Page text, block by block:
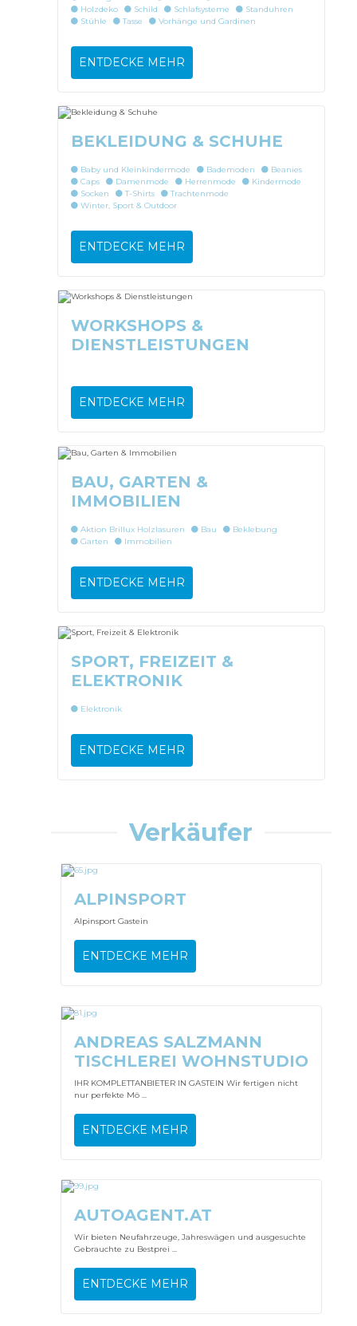
Holzdeko
Schild Schlafsysteme
Standuhren
Stühle
Tasse Vorhänge und Gardinen
ENTDECKE MEHR
BEKLEIDUNG & SCHUHE
Baby und Kleinkindermode Bademoden
Beanies
Caps
Damenmode Herrenmode
Kindermode
Socken
T-Shirts
Trachtenmode
Winter, Sport & Outdoor
ENTDECKE MEHR
WORKSHOPS &
DIENSTLEISTUNGEN
ENTDECKE MEHR
BAU, GARTEN &
IMMOBILIEN
Aktion Brillux Holzlasuren Bau
Beklebung
Garten
Immobilien
ENTDECKE MEHR
SPORT, FREIZEIT &
ELEKTRONIK
Elektronik
ENTDECKE MEHR
Verkäufer
ALPINSPORT
Alpinsport Gastein
ENTDECKE MEHR
ANDREAS SALZMANN
TISCHLEREI WOHNSTUDIO
IHR KOMPLETTANBIETER IN GASTEIN Wir fertigen nicht
nur perfekte Mö ...
ENTDECKE MEHR
AUTOAGENT.AT
Wir bieten Neufahrzeuge, Jahreswägen und ausgesuchte
Gebrauchte zu Bestprei ...
ENTDECKE MEHR